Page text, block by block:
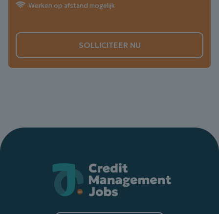
Werken op afstand mogelijk
SOLLICITEER NU